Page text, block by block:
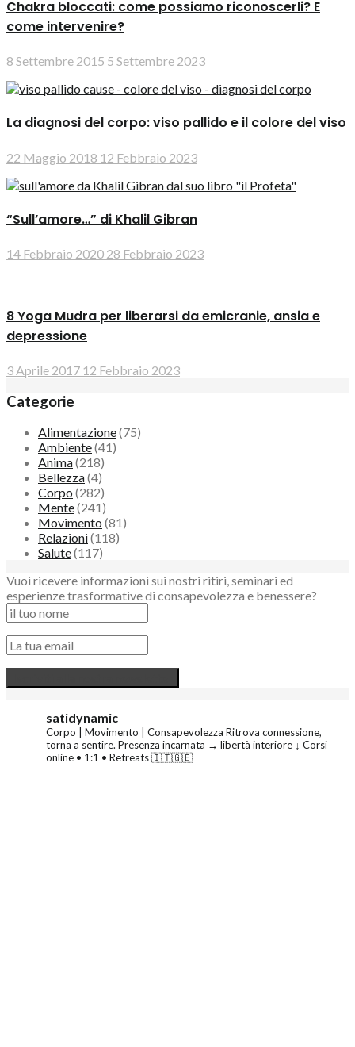
Chakra bloccati: come possiamo riconoscerli? E
come intervenire?
8 Settembre 2015 5 Settembre 2023
La diagnosi del corpo: viso pallido e il colore del viso
22 Maggio 2018 12 Febbraio 2023
“Sull’amore…” di Khalil Gibran
14 Febbraio 2020 28 Febbraio 2023
8 Yoga Mudra per liberarsi da emicranie, ansia e
depressione
3 Aprile 2017 12 Febbraio 2023
Categorie
Alimentazione(75)
Ambiente(41)
Anima(218)
Bellezza(4)
Corpo (282)
Mente(241)
Movimento (81)
Relazioni(118)
Salute(117)
Vuoi ricevere informazioni sui nostri ritiri, seminari ed
esperienze trasformative di consapevolezza e benessere?
satidynamic
Corpo | Movimento | Consapevolezza Ritrova connessione,
torna a sentire. Presenza incarnata → libertà interiore ↓ Corsi
online • 1:1 • Retreats 🇮🇹🇬🇧